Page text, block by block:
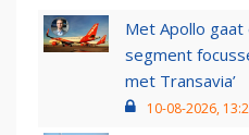
Met Apollo gaat
segment
met Transavia’
10-08-2026,